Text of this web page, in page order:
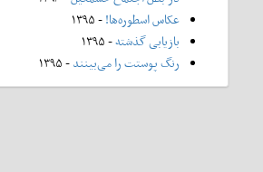
عکاس اسطوره‌ها!- ۱۳۹۵
بازیابی گذشته- ۱۳۹۵
رنگ پوستت را می‌بینند- ۱۳۹۵